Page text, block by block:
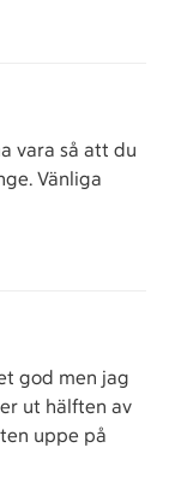
vara så att du
Vänliga
god men jag
ut hälften av
uppe på